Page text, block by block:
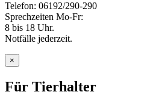
Telefon: 06192/290-290
Sprechzeiten Mo-Fr:
8 bis 18 Uhr.
Notfälle jederzeit.
×
Für Tierhalter